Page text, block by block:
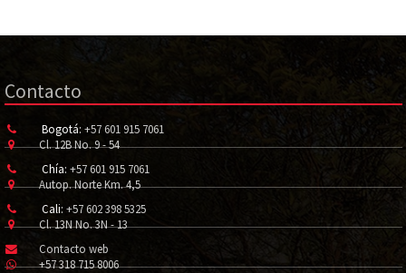
Contacto
Bogotá: +57 601 915 7061
Cl. 12B No. 9 - 54
Chía: +57 601 915 7061
Autop. Norte Km. 4,5
Cali: +57 602 398 5325
Cl. 13N No. 3N - 13
Contacto web
+57 318 715 8006